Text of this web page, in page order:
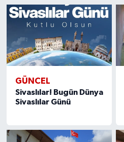
GÜNCEL
Sivaslılar! Bugün Dünya
Sivaslılar Günü